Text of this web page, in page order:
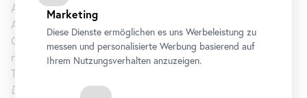
Als dezidiert positionierter Beobachter dokumentiert er
Aktionen des zivilen Ungehorsams, zeichnet Formen der
Organisierung und Mobilisierung von Klimaaktivist*innen
nach und reflektiert dabei seine Rolle eines involvierten
Teilnehmers und künstlerischen Forschers. Der Titel
Days Bite
ist einer Fotomontage Resslers entlehnt und
Marketing
Diese Dienste ermöglichen es uns Werbeleistung zu
messen und personalisierte Werbung basierend auf
Ihrem Nutzungsverhalten anzuzeigen.